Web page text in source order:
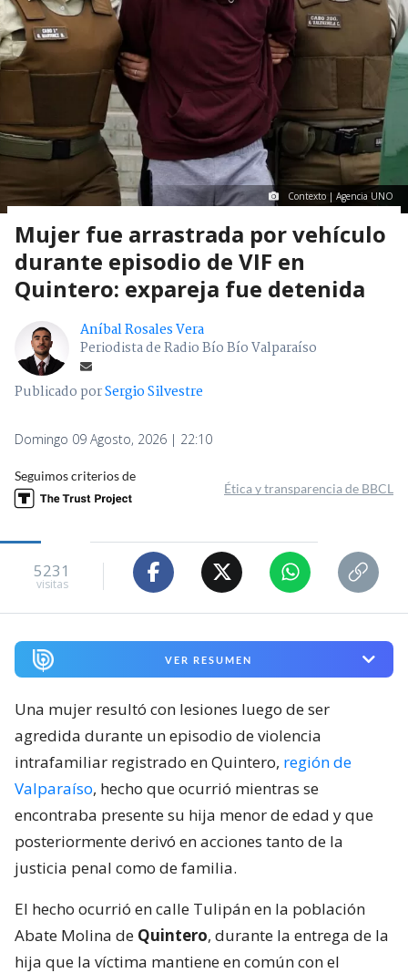
Contexto | Agencia UNO
Mujer fue arrastrada por vehículo
durante episodio de VIF en
Quintero: expareja fue detenida
Aníbal Rosales Vera
Periodista de Radio Bío Bío Valparaíso
Publicado porSergio Silvestre
Domingo 09 Agosto, 2026 | 22:10
Seguimos criterios de
Ética y transparencia de BBCL
5231
visitas
VER RESUMEN
Una mujer resultó con lesiones luego de ser
agredida durante un episodio de violencia
intrafamiliar registrado en Quintero, región de
Valparaíso, hecho que ocurrió mientras se
encontraba presente su hija menor de edad y que
posteriormente derivó en acciones tanto de la
justicia penal como de familia.
El hecho ocurrió en calle Tulipán en la población
Abate Molina de Quintero, durante la entrega de la
hija que la víctima mantiene en común con el